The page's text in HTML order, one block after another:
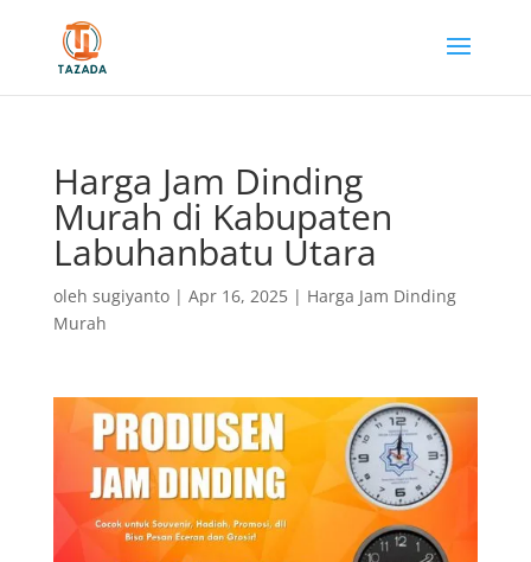
Harga Jam Dinding
Murah di Kabupaten
Labuhanbatu Utara
oleh sugiyanto| Apr 16, 2025| Harga Jam Dinding
Murah